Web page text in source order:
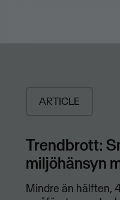
ARTICLE
Trendbrott:
miljöhänsyn
Mindre än hälften,